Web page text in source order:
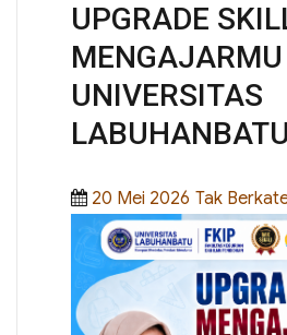
UPGRADE
UNIVERSITAS
LABUHANBATU
Posted
on
20 Mei 2026 Categories
Tak